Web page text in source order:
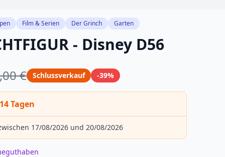
Film & Serien Der Grinch Garten
- Disney D56
€ Schlussverkauf -39%
Tagen
17/08/2026 und 20/08/2026